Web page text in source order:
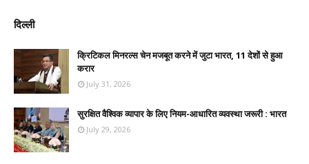
दिल्ली
क्रिटिकल मिनरल्स चेन मजबूत करने में जुटा भारत, 11 देशों से हुआ
करार
July 31, 2026
सुरक्षित वैश्विक व्यापार के लिए नियम-आधारित व्यवस्था जरूरी : भारत
July 29, 2026